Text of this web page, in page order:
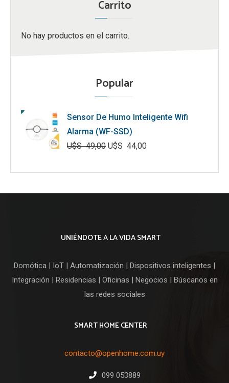
Carrito
No hay productos en el carrito.
Popular
Sensor De Humo Inteligente Wifi
Alarma (WF-SSD)
U$S49,00
precio
U$S 44,00
precio
UNIÉNDOTE A LA VIDA SMART
Domótica | IoT | Automatización | Dispositivos inteligentes |
Integración | Residencias | Oficinas | Negocios | Búscanos en
las redes sociales
SMART HOME CENTER
contacto@openhome.com.uy
099 053889